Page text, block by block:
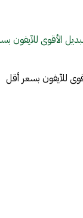
الأقوى للآيفون